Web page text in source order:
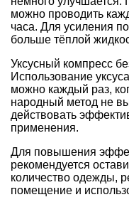
можно проводить
часа. Для усиления
больше тёплой
Уксусный компресс
Использование
можно каждый раз,
народный метод не
действовать
применения.
Для повышения
рекомендуется
количество одежды,
помещение и